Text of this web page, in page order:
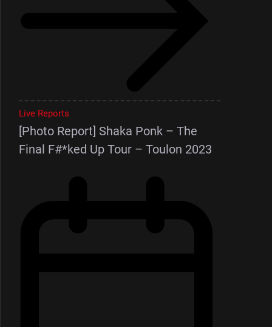
Live Reports
[Photo Report] Shaka Ponk – The
Final F#*ked Up Tour – Toulon 2023